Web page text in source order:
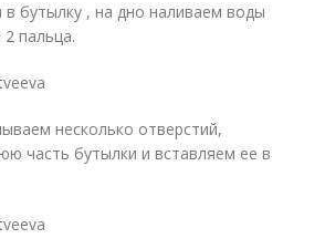
бутылку , на дно наливаем воды
пальца.
несколько отверстий,
часть бутылки и вставляем ее в